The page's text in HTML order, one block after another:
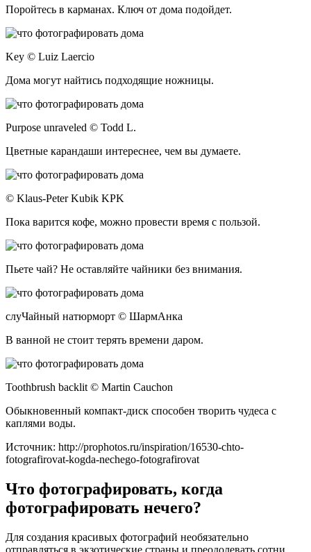
Поройтесь в карманах. Ключ от дома подойдет.
Key © Luiz Laercio
Дома могут найтись подходящие ножницы.
Purpose unraveled © Todd L.
Цветные карандаши интереснее, чем вы думаете.
© Klaus-Peter Kubik KPK
Пока варится кофе, можно провести время с пользой.
Пьете чай? Не оставляйте чайники без внимания.
слуЧайный натюрморт © ШармAнка
В ванной не стоит терять времени даром.
Toothbrush backlit © Martin Cauchon
Обыкновенный компакт-диск способен творить чудеса с
каплями воды.
Источник: http://prophotos.ru/inspiration/16530-chto-
fotografirovat-kogda-nechego-fotografirovat
Что фотографировать, когда
фотографировать нечего?
Для создания красивых фотографий необязательно
отправляться в экзотические страны и преодолевать сотни